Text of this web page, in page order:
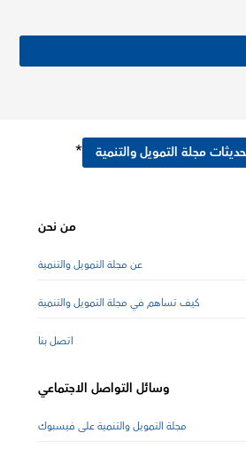
مجلة التمويل والتنمية *
من نحن
عن مجلة التمويل والتنمية
كيف تساهم في مجلة التمويل والتنمية
اتصل بنا
وسائل التواصل الاجتماعي
مجلة التمويل والتنمية على فيسبوك